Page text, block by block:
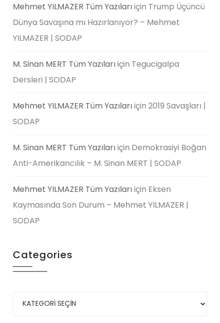
Mehmet YILMAZER Tüm Yazılarıiçin Trump Üçüncü
Dünya Savaşına mı Hazırlanıyor? – Mehmet
YILMAZER | SODAP
M. Sinan MERT Tüm Yazılarıiçin Tegucigalpa
Dersleri | SODAP
Mehmet YILMAZER Tüm Yazılarıiçin2019 Savaşları |
SODAP
M. Sinan MERT Tüm Yazılarıiçin Demokrasiyi Boğan
Anti-Amerikancılık – M. Sinan MERT | SODAP
Mehmet YILMAZER Tüm Yazılarıiçin Eksen
Kaymasında Son Durum – Mehmet YILMAZER |
SODAP
Categories